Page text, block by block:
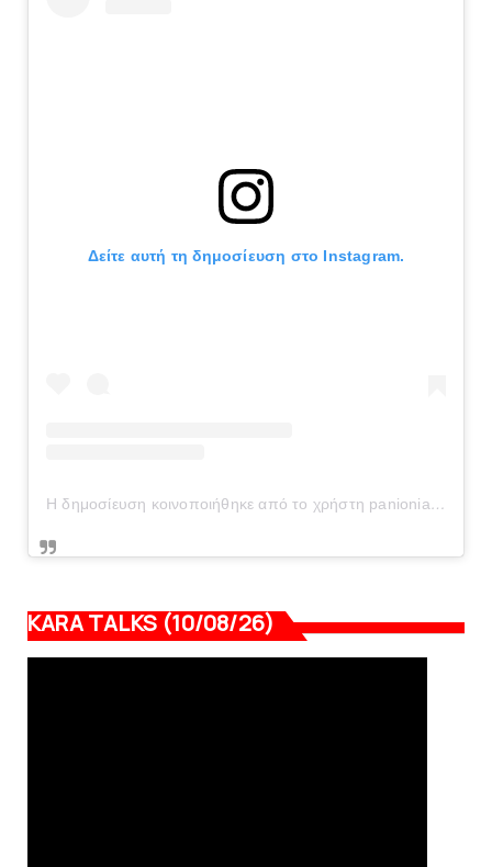
Δείτε αυτή τη δημοσίευση στο Instagram.
Η δημοσίευση κοινοποιήθηκε από το χρήστη panionianea.gr (@panionianea.gr)
KARA TALKS (10/08/26)